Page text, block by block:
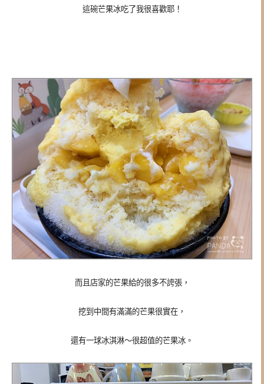
這碗芒果冰吃了我很喜歡耶！
而且店家的芒果給的很多不誇張，
挖到中間有滿滿的芒果很實在，
還有一球冰淇淋～很超值的芒果冰。